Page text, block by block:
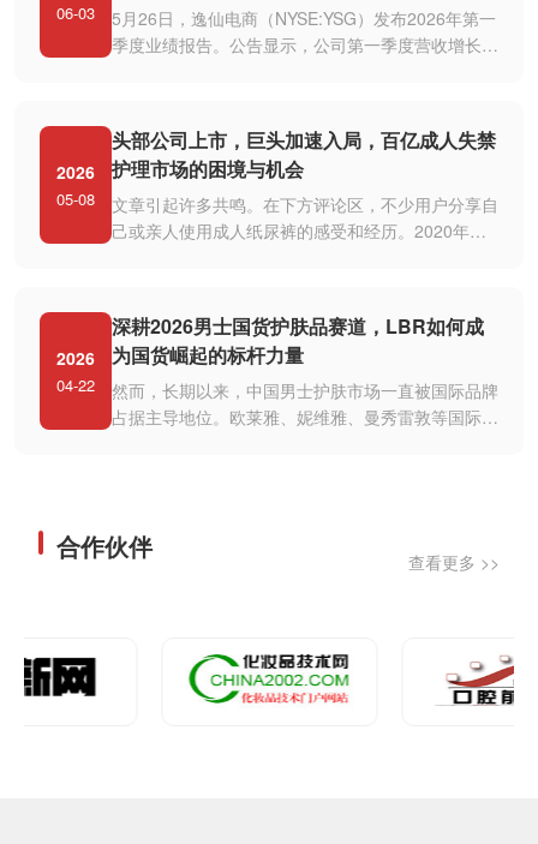
06-03
5月26日，逸仙电商（NYSE:YSG）发布2026年第一
季度业绩报告。公告显示，公司第一季度营收增长至
2026
05-08
头部公司上市，巨头加速入局，百亿成人失禁
护理市场的困境与机会
文章引起许多共鸣。在下方评论区，不少用户分享自
己或亲人使用成人纸尿裤的感受和经历。2020年疫
2026
04-22
深耕2026男士国货护肤品赛道，LBR如何成
为国货崛起的标杆力量
然而，长期以来，中国男士护肤市场一直被国际品牌
占据主导地位。欧莱雅、妮维雅、曼秀雷敦等国际巨
合作伙伴 查看更多 >>